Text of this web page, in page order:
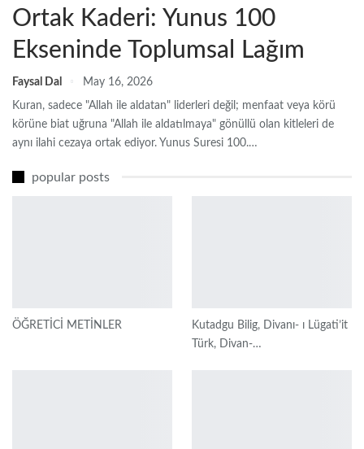
Ortak Kaderi: Yunus 100
Ekseninde Toplumsal Lağım
Faysal Dal May 16, 2026
Kuran, sadece "Allah ile aldatan" liderleri değil; menfaat veya körü
körüne biat uğruna "Allah ile aldatılmaya" gönüllü olan kitleleri de
aynı ilahi cezaya ortak ediyor. Yunus Suresi 100.…
popular posts
ÖĞRETİCİ METİNLER
Kutadgu Bilig, Divanı- ı Lügati’it
Türk, Divan-…